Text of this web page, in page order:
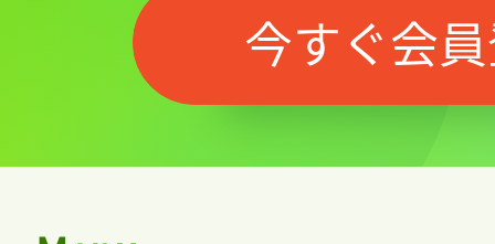
今すぐ会